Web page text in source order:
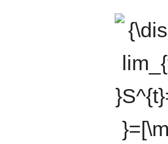
{\displaystyle
lim_{t\to
}=[\mathbf
\mathbf {x}
\cdots
{x} \mathbf